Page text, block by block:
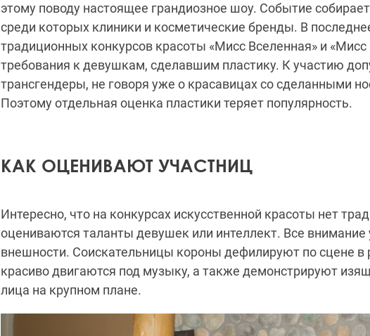
этому поводу настоящее грандиозное шоу. Событие
среди которых клиники и косметические бренды. В
традиционных конкурсов красоты «Мисс Вселенная» и
требования к девушкам, сделавшим пластику. К участию
трансгендеры, не говоря уже о красавицах со сделанными
Поэтому отдельная оценка пластики теряет популярность.
КАК ОЦЕНИВАЮТ УЧАСТНИЦ
Интересно, что на конкурсах искусственной красоты нет
оцениваются таланты девушек или интеллект. Все внимание
внешности. Соискательницы короны дефилируют по сцене в
красиво двигаются под музыку, а также демонстрируют
лица на крупном плане.